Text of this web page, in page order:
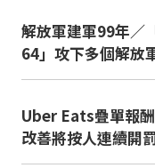
解放軍建軍99年／
64」攻下多個解放
Uber Eats疊單報
改善將按人連續開